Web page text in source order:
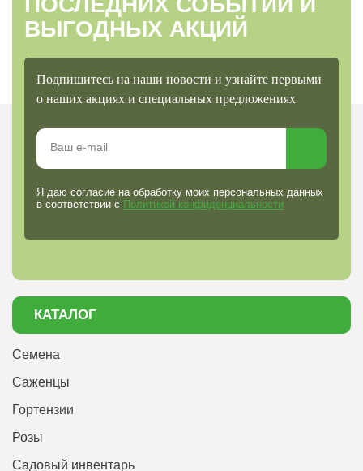
ВЫГОДНЫХ АКЦИЙ
Подпишитесь на наши новости и узнайте первыми
о наших акциях и специальных предложениях
Я даю согласие на обработку моих персональных данных
в соответствии с Политикой конфиденциальности
КАТАЛОГ
Семена
Саженцы
Гортензии
Розы
Садовый инвентарь